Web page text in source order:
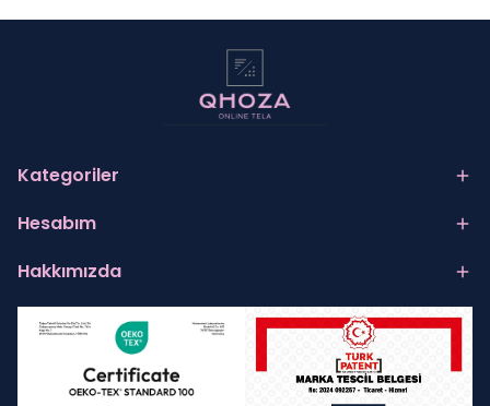
Kategoriler
Hesabım
Hakkımızda